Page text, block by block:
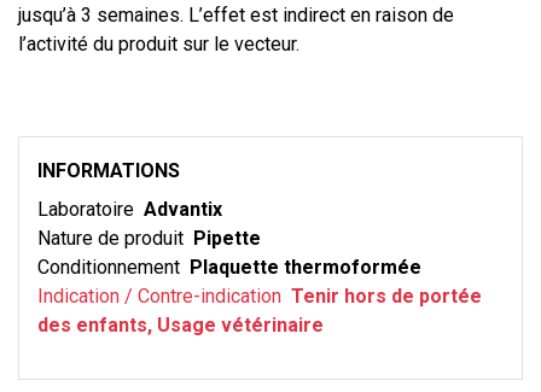
jusqu’à 3 semaines. L’effet est indirect en raison de
l’activité du produit sur le vecteur.
INFORMATIONS
Laboratoire Advantix
Nature de produit Pipette
Conditionnement Plaquette thermoformée
Indication / Contre-indication Tenir hors de portée
des enfants, Usage vétérinaire